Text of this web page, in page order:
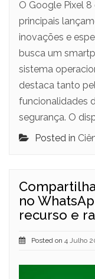
O Google Pixel
principais
inovações e
busca um
sistema
destaca tanto
funcionalidades
segurança. O
Posted in
no
recurso e
Posted on 4 Julho